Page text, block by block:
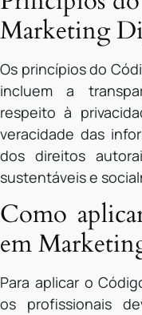
Marketing
Os princípios do
incluem a
respeito à
veracidade das
dos direitos
sustentáveis e
Como
em
Para aplicar o
os profissionais